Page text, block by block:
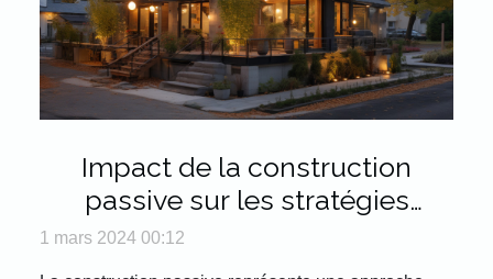
Impact de la construction
passive sur les stratégies
urbaines internationales
1 mars 2024 00:12